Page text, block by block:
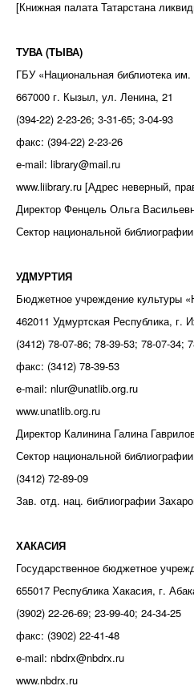
[Книжная палата Татарстана
ТУВА (ТЫВА)
ГБУ «Национальная библиотека
667000 г. Кызыл, ул. Ленина, 21
(394-22) 2-23-26; 3-31-65; 3-04-93
факс: (394-22) 2-23-26
e-mail: library@mail.ru
www.liibrary.ru [Адрес неверный,
Директор Фенцель Ольга
Сектор национальной библиографии
УДМУРТИЯ
Бюджетное учреждение культуры
462011 Удмуртская Республика, г.
(3412) 78-07-86; 78-39-53; 78-07-34;
факс: (3412) 78-39-53
e-mail: nlur@unatlib.org.ru
www.unatlib.org.ru
Директор Калинина Галина
Сектор национальной библиографии
(3412) 72-89-09
Зав. отд. нац. библиографии
ХАКАСИЯ
Государственное бюджетное
655017 Республика Хакасия, г.
(3902) 22-26-69; 23-99-40; 24-34-25
факс: (3902) 22-41-48
e-mail: nbdrx@nbdrx.ru
www.nbdrx.ru